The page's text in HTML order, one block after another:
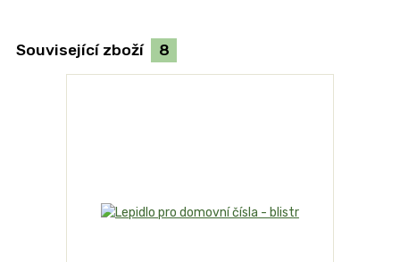
Související zboží 8